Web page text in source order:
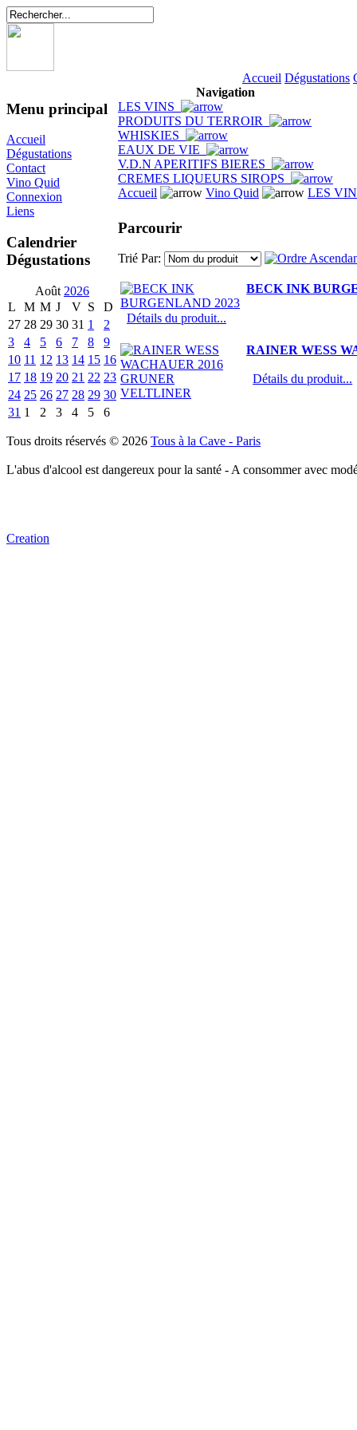
Accueil Dégustations
Menu principal
Accueil
Dégustations
Contact
Vino Quid
Connexion
Liens
Calendrier
Dégustations
Août 2026
L
M M J V S
D
27 28 29 30 31 1
2
3
4 5 6 7 8
9
10 11 12 13 14 15 16
17 18 19 20 21 22 23
24 25 26 27 28 29 30
31 1 2 3 4 5 6
Navigation
LES VINS
PRODUITS DU TERROIR
WHISKIES
EAUX DE VIE
V.D.N APERITIFS BIERES
CREMES LIQUEURS SIROPS
Accueil
Vino Quid LES
Parcourir
Trié Par:
BECK INK
Détails du produit...
RAINER WESS
Détails du produit...
Tous droits réservés © 2026 Tous à la Cave - Paris
L'abus d'alcool est dangereux pour la santé - A consommer avec
Creation